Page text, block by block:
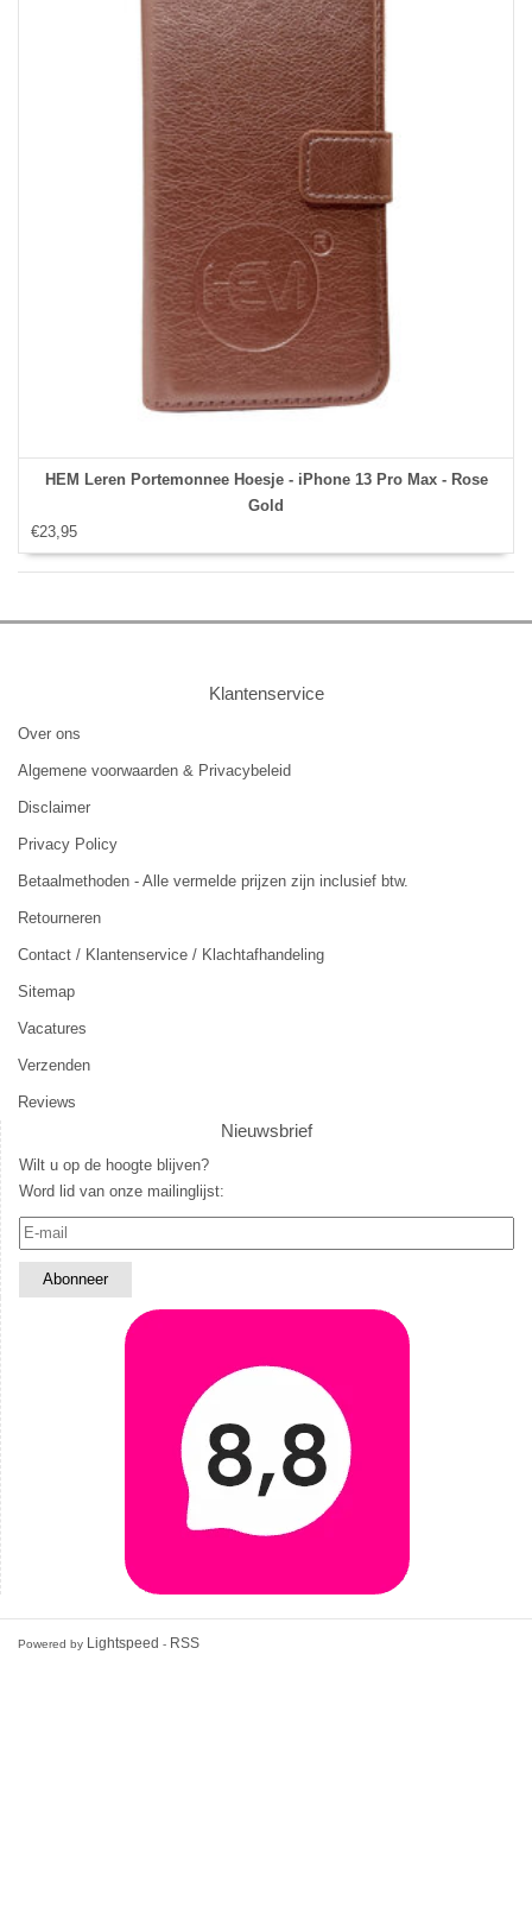
HEM Leren Portemonnee Hoesje - iPhone 13 Pro Max - Rose
Gold
€23,95
Klantenservice
Over ons
Algemene voorwaarden & Privacybeleid
Disclaimer
Privacy Policy
Betaalmethoden - Alle vermelde prijzen zijn inclusief btw.
Retourneren
Contact / Klantenservice / Klachtafhandeling
Sitemap
Vacatures
Verzenden
Reviews
Nieuwsbrief
Wilt u op de hoogte blijven?
Word lid van onze mailinglijst:
Powered by Lightspeed - RSS